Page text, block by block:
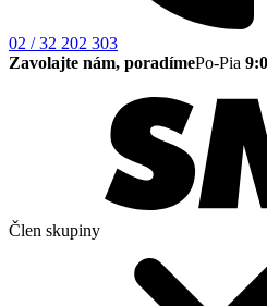
02 / 32 202 303
Zavolajte nám, poradímePo-Pia
Člen skupiny